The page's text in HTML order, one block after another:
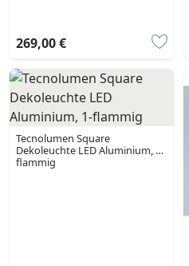
269,00 €
Tecnolumen Square
Dekoleuchte LED Aluminium, 1-
flammig